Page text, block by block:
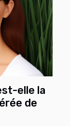
elle la
de